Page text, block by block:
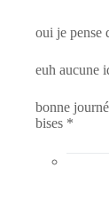
oui je pense
euh aucune
bonne
bises *